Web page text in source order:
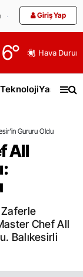
Giriş Yap
6° Hava
TeknolojiYaşam
Gururu Oldu
All
Zaferle
Chef All
Balıkesirli